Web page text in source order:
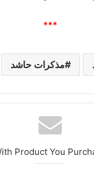
***
مذكرات حاشد
Product You